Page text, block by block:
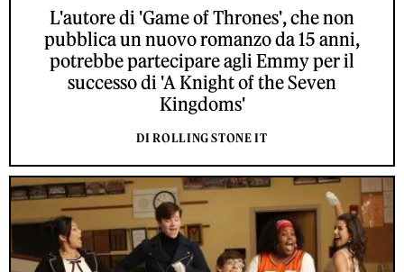
L'autore di 'Game of Thrones', che non
pubblica un nuovo romanzo da 15 anni,
potrebbe partecipare agli Emmy per il
successo di 'A Knight of the Seven
Kingdoms'
DI ROLLING STONE IT